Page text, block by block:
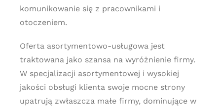
komunikowanie się z pracownikami i
otoczeniem.
Oferta asortymentowo-usługowa jest
traktowana jako szansa na wyróżnienie firmy.
W specjalizacji asortymentowej i wysokiej
jakości obsługi klienta swoje mocne strony
upatrują zwłaszcza małe firmy, dominujące w